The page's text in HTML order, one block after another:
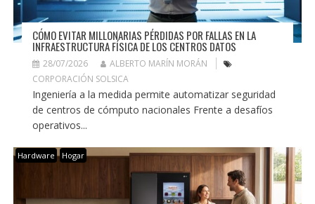
CÓMO EVITAR MILLONARIAS PÉRDIDAS POR FALLAS EN LA
INFRAESTRUCTURA FÍSICA DE LOS CENTROS DATOS
28/07/2026
ALBERTO MARÍN MORÁN
CORPORACIÓN SOLSICA
Ingeniería a la medida permite automatizar seguridad
de centros de cómputo nacionales Frente a desafíos
operativos...
Hardware Hogar